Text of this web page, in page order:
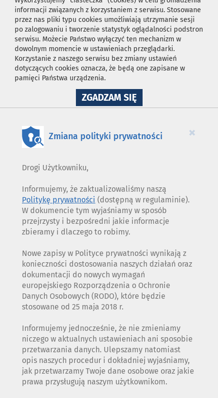
informacji związanych z korzystaniem z serwisu. Stosowane
przez nas pliki typu cookies umożliwiają utrzymanie sesji
po zalogowaniu i tworzenie statystyk oglądalności podstron
serwisu. Możecie Państwo wyłączyć ten mechanizm w
dowolnym momencie w ustawieniach przeglądarki.
Korzystanie z naszego serwisu bez zmiany ustawień
dotyczących cookies oznacza, że będą one zapisane w
pamięci Państwa urządzenia.
ZGADZAM SIĘNA
WYKORZYSTANIE
×
Zmiana polityki prywatności
Drogi Użytkowniku,
Informujemy, że zaktualizowaliśmy naszą
Politykę prywatności (dostępną w regulaminie).
W dokumencie tym wyjaśniamy w sposób
przejrzysty i bezpośredni jakie informacje
zbieramy i dlaczego to robimy.
Nowe zapisy w Polityce prywatności wynikają z
konieczności dostosowania naszych działań oraz
dokumentacji do nowych wymagań
europejskiego Rozporządzenia o Ochronie
Danych Osobowych (RODO), które będzie
stosowane od 25 maja 2018 r.
Informujemy jednocześnie, że nie zmieniamy
niczego w aktualnych ustawieniach ani sposobie
przetwarzania danych. Ulepszamy natomiast
opis naszych procedur i dokładniej wyjaśniamy,
jak przetwarzamy Twoje dane osobowe oraz jakie
prawa przysługują naszym użytkownikom.